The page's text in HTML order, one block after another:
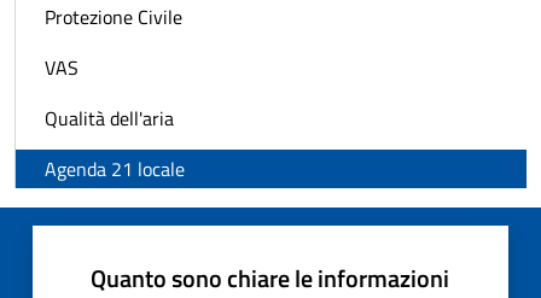
Protezione Civile
VAS
Qualità dell'aria
Agenda 21 locale
Quanto sono chiare le informazioni